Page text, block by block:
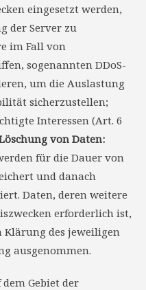
eingesetzt werden,
der Server zu
im Fall von
sogenannten DDoS-
um die Auslastung
sicherzustellen;
Interessen (Art. 6
von Daten:
für die Dauer von
und danach
Daten, deren weitere
erforderlich ist,
des jeweiligen
ausgenommen.
Gebiet der